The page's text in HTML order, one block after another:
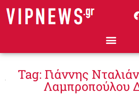
Tag: Γιάννης
Λαμπροπούλου